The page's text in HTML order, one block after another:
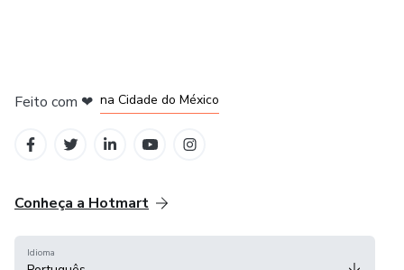
Feito com ❤ na Cidade do México
Conheça a Hotmart
Idioma